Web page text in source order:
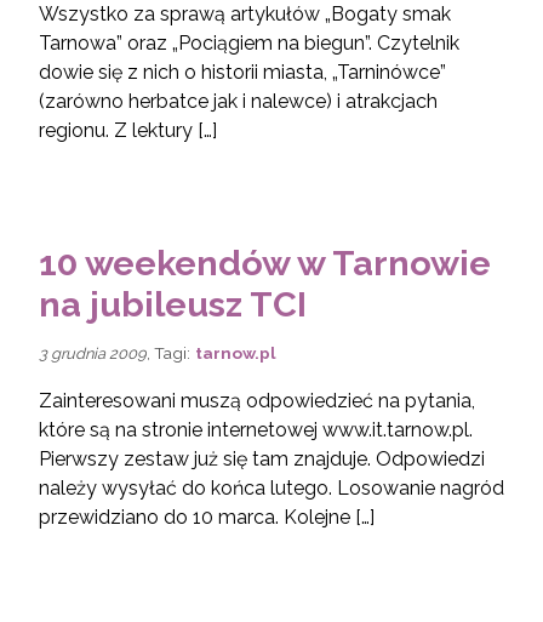
Wszystko za sprawą artykułów „Bogaty smak
Tarnowa” oraz „Pociągiem na biegun”. Czytelnik
dowie się z nich o historii miasta, „Tarninówce”
(zarówno herbatce jak i nalewce) i atrakcjach
regionu. Z lektury […]
10 weekendów w Tarnowie
na jubileusz TCI
3 grudnia 2009 , Tagi: tarnow.pl
Zainteresowani muszą odpowiedzieć na pytania,
które są na stronie internetowej www.it.tarnow.pl.
Pierwszy zestaw już się tam znajduje. Odpowiedzi
należy wysyłać do końca lutego. Losowanie nagród
przewidziano do 10 marca. Kolejne […]